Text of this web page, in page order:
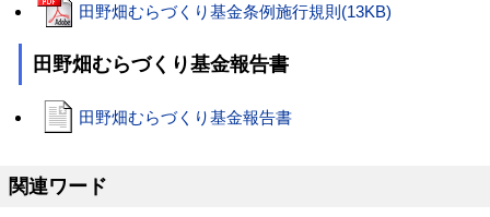
田野畑むらづくり基金条例施行規則(13KB)
田野畑むらづくり基金報告書
田野畑むらづくり基金報告書
関連ワード